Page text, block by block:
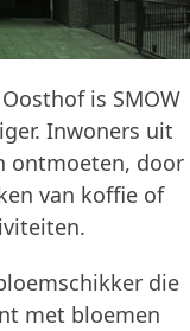
is SMOW
Inwoners uit
ontmoeten, door
van koffie of
die
met bloemen